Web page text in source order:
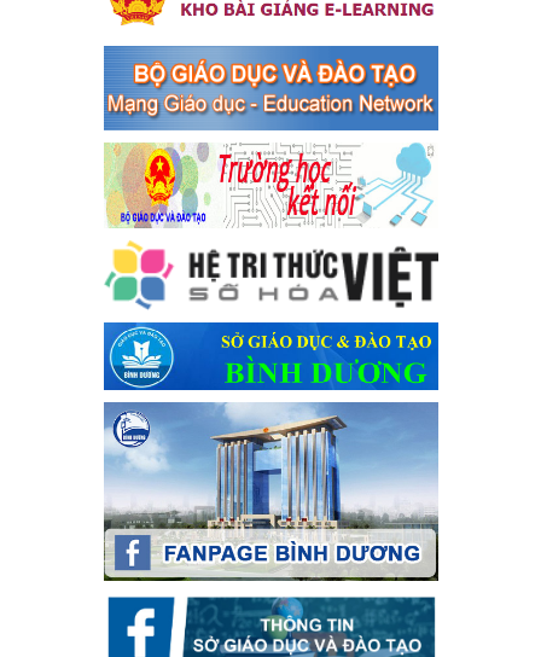
bàn thị xã Bến Cát
Kế hoạch Triển khai công tác tuyên truyền, đảm bảo trật tự, an
toàn giao thông năm 2024 tại các cơ sở giáo dục trên địa bàn thị
Ngày ban hành: 04/03/2024
Kế hoạch thực hiện Chỉ thị số 16/CT-TTg ngày 27/05/2023
của Thủ tướng Chính phủ về tăng cường phòng ngừa, đấu
tranh tội phạm, vi phạm pháp luật liên quan đến hoạt động
tổ chức đánh bạc và đánh bạc
Kế hoạch thực hiện Chỉ thị số 16/CT-TTg ngày 27/05/2023 của
Thủ tướng Chính phủ về tăng cường phòng ngừa, đấu tranh tội
phạm, vi phạm pháp luật liên quan đến hoạt động tổ chức đánh
bạc và đánh bạc
Ngày ban hành: 04/03/2024
Kế hoạch Tổ chức Hội trại truyền thống học sinh thị xã Bến
Cát Lần thứ VIII, năm học 2023-2024
Kế hoạch Tổ chức Hội trại truyền thống học sinh thị xã Bến Cát
Lần thứ VIII, năm học 2023-2024
Ngày ban hành: 28/12/2023
Phối hợp rà soát nhu cầu tiêm vắc xin phòng Covid 19
Phối hợp rà soát nhu cầu tiêm vắc xin phòng Covid 19
Ngày ban hành: 22/11/2023